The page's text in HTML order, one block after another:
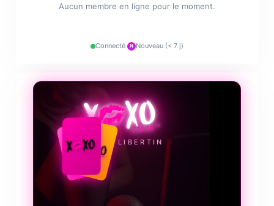
Aucun membre en ligne pour le moment.
Connecté· N Nouveau (< 7 j)
💋
LE JEU LIBERTIN